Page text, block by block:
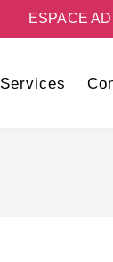
ESPACE AD
Services